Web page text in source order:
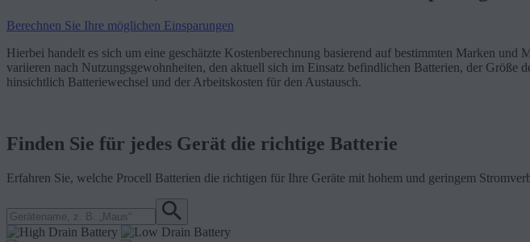
Berechnen Sie Ihre möglichen Einsparungen
Hierbei handelt es sich um eine geschätzte Kostenberechnung basierend auf bestimmten Marken
variieren nach Nutzungsgewohnheiten, den aktuell sich im Einsatz befindlichen Batterien, der
hinsichtlich Batteriewechsel und der Arbeitskosten für den Austausch.
Finden Sie für jedes Gerät die richtige Batterie
Erfahren Sie, welche Procell Batterien die richtigen für Ihre Geräte mit hohem und geringem